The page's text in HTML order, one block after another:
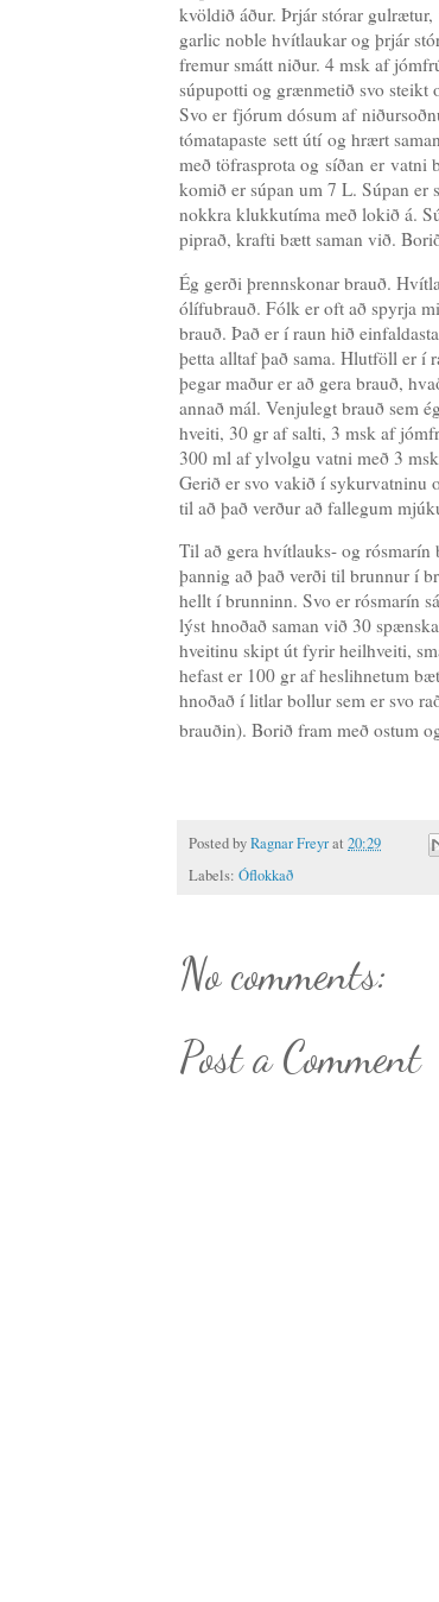
kvöldið áður. Þrjár stórar
garlic noble hvítlaukar og þrjár
fremur smátt niður. 4 msk af
súpupotti og grænmetið svo
Svo er fjórum dósum af
tómatapaste sett útí og hrært
með töfrasprota og síðan er vatni
komið er súpan um 7 L. Súpan
nokkra klukkutíma með lokið á.
piprað, krafti bætt saman við.
Ég gerði þrennskonar brauð.
ólífubrauð. Fólk er oft að spyrja
brauð. Það er í raun hið
þetta alltaf það sama. Hlutföll er í
þegar maður er að gera brauð,
annað mál. Venjulegt brauð sem
hveiti, 30 gr af salti, 3 msk af
300 ml af ylvolgu vatni með 3
Gerið er svo vakið í sykurvatninu
til að það verður að fallegum
Til að gera hvítlauks- og
þannig að það verði til brunnur í
hellt í brunninn. Svo er rósmarín
lýst hnoðað saman við 30
hveitinu skipt út fyrir heilhveiti,
hefast er 100 gr af heslihnetum
hnoðað í litlar bollur sem er svo
brauðin). Borið fram með ostum
Posted byRagnar Freyrat 20:29
Labels: Óflokkað
No comments:
Post a Comment